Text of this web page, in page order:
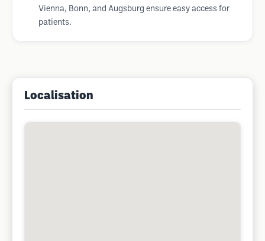
Vienna, Bonn, and Augsburg ensure easy access for
patients.
Localisation